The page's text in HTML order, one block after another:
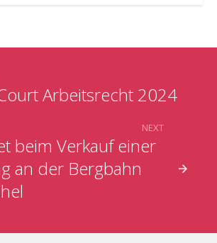
Arbeitsrecht 2024
beim Verkauf einer
an der Bergbahn
NEXT